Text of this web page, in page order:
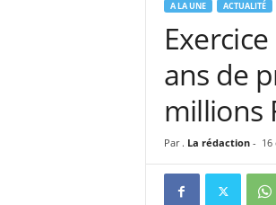
A LA UNE ACTUALITÉ
ans de
millions
Par . La rédaction- 16